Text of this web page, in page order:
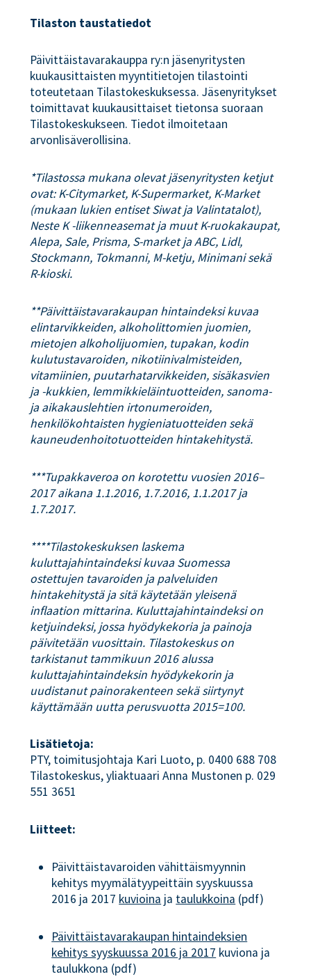
Tilaston taustatiedot
Päivittäistavarakauppa ry:n jäsenyritysten
kuukausittaisten myyntitietojen tilastointi
toteutetaan Tilastokeskuksessa. Jäsenyritykset
toimittavat kuukausittaiset tietonsa suoraan
Tilastokeskukseen. Tiedot ilmoitetaan
arvonlisäverollisina.
*Tilastossa mukana olevat jäsenyritysten ketjut
ovat: K-Citymarket, K-Supermarket, K-Market
(mukaan lukien entiset Siwat ja Valintatalot),
Neste K -liikenneasemat ja muut K-ruokakaupat,
Alepa, Sale, Prisma, S-market ja ABC, Lidl,
Stockmann, Tokmanni, M-ketju, Minimani sekä
R-kioski.
**Päivittäistavarakaupan hintaindeksi kuvaa
elintarvikkeiden, alkoholittomien juomien,
mietojen alkoholijuomien, tupakan, kodin
kulutustavaroiden, nikotiinivalmisteiden,
vitamiinien, puutarhatarvikkeiden, sisäkasvien
ja -kukkien, lemmikkieläintuotteiden, sanoma-
ja aikakauslehtien irtonumeroiden,
henkilökohtaisten hygieniatuotteiden sekä
kauneudenhoitotuotteiden hintakehitystä.
***Tupakkaveroa on korotettu vuosien 2016–
2017 aikana 1.1.2016, 1.7.2016, 1.1.2017 ja
1.7.2017.
****Tilastokeskuksen laskema
kuluttajahintaindeksi kuvaa Suomessa
ostettujen tavaroiden ja palveluiden
hintakehitystä ja sitä käytetään yleisenä
inflaation mittarina. Kuluttajahintaindeksi on
ketjuindeksi, jossa hyödykekoria ja painoja
päivitetään vuosittain. Tilastokeskus on
tarkistanut tammikuun 2016 alussa
kuluttajahintaindeksin hyödykekorin ja
uudistanut painorakenteen sekä siirtynyt
käyttämään uutta perusvuotta 2015=100.
Lisätietoja:
PTY, toimitusjohtaja Kari Luoto, p. 0400 688 708
Tilastokeskus, yliaktuaari Anna Mustonen p. 029
551 3651
Liitteet:
Päivittäistavaroiden vähittäismyynnin
kehitys myymälätyypeittäin syyskuussa
2016 ja 2017 kuvioina ja taulukkoina (pdf)
Päivittäistavarakaupan hintaindeksien
kehitys syyskuussa 2016 ja 2017 kuviona ja
taulukkona (pdf)